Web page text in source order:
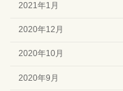
2021年1月
2020年12月
2020年10月
2020年9月